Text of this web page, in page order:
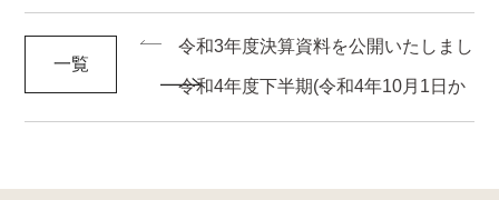
一覧
令和3年度決算資料を公開いたしまし
令和4年度下半期(令和4年10月1日か